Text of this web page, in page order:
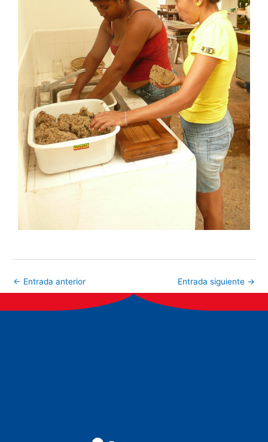
← Entrada anterior Entrada siguiente →